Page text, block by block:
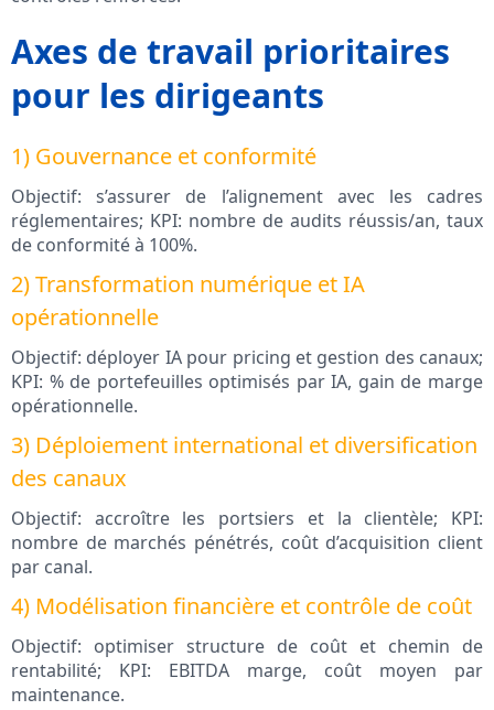
Axes de travail prioritaires
pour les dirigeants
1) Gouvernance et conformité
Objectif: s’assurer de l’alignement avec les cadres
réglementaires; KPI: nombre de audits réussis/an, taux
de conformité à 100%.
2) Transformation numérique et IA
opérationnelle
Objectif: déployer IA pour pricing et gestion des canaux;
KPI: % de portefeuilles optimisés par IA, gain de marge
opérationnelle.
3) Déploiement international et diversification
des canaux
Objectif: accroître les portsiers et la clientèle; KPI:
nombre de marchés pénétrés, coût d’acquisition client
par canal.
4) Modélisation financière et contrôle de coût
Objectif: optimiser structure de coût et chemin de
rentabilité; KPI: EBITDA marge, coût moyen par
maintenance.